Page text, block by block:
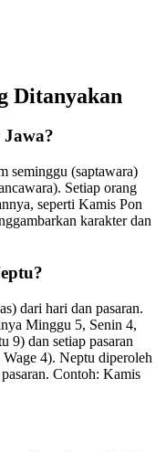
Ditanyakan
seminggu (saptawara)
Setiap orang
seperti Kamis Pon
karakter dan
dari hari dan pasaran.
Minggu 5, Senin 4,
9) dan setiap pasaran
4). Neptu diperoleh
Contoh: Kamis